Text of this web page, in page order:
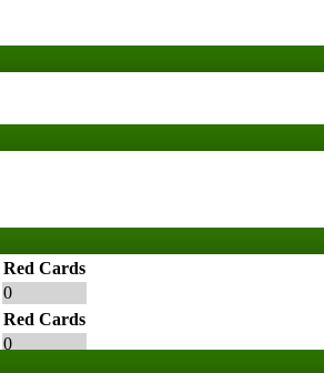
Red Cards
0
Red Cards
0